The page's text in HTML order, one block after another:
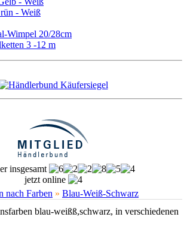
- Weiß
Wimpel 20/28cm
3 -12 m
insgesamt
jetzt online
nach Farben » Blau-Weiß-Schwarz
blau-weißß,schwarz, in verschiedenen